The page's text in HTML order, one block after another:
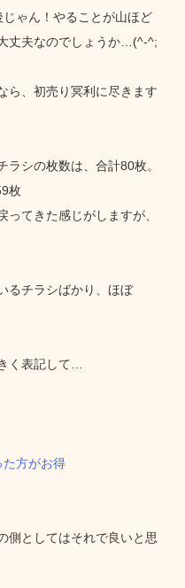
ゃん！やることが山ほど
丈夫なのでしょうか…(^-^;
ら、初売り冥利に尽きます
シの枚数は、合計80枚。
枚
てきた感じがしますが、
るチラシばかり、ほぼ
く表記して…
た方がお得
側としてはそれで良いと思